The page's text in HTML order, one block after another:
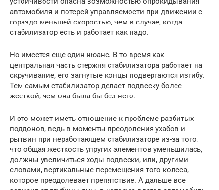
автомобиля и потерей управляемости при движении с
гораздо меньшей скоростью, чем в случае, когда
стабилизатор есть и работает как надо.
Но имеется еще один нюанс. В то время как
центральная часть стержня стабилизатора работает на
скручивание, его загнутые концы подвергаются изгибу.
Тем самым стабилизатор делает подвеску более
жесткой, чем она была бы без него.
И это может иметь отношение к проблеме разбитых
поддонов, ведь в моменты преодоления ухабов и
рытвин при неработающем стабилизаторе из-за того,
что общая жесткость упругих элементов уменьшилась,
должны увеличиться ходы подвески, или, другими
словами, вертикальные перемещения того колеса,
которое преодолевает препятствие. А дальше все